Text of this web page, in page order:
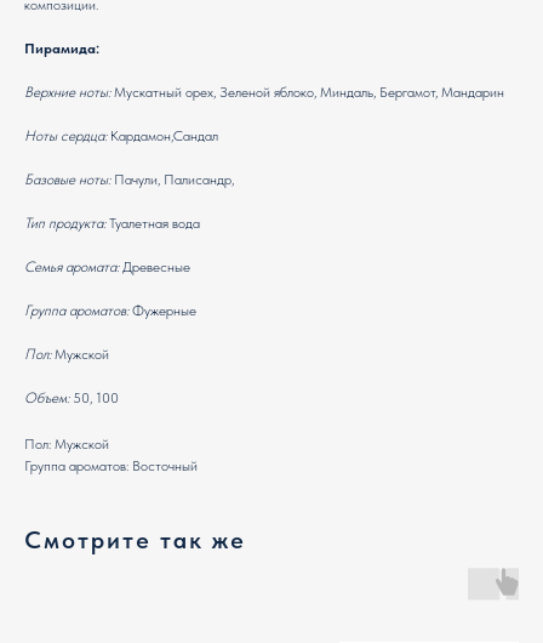
композиции.
Пирамида:
Верхние ноты:Мускатный орех, Зеленой яблоко, Миндаль, Бергамот, Мандарин
Ноты сердца:Кардамон,Сандал
Базовые ноты:Пачули, Палисандр,
Тип продукта:Туалетная вода
Семья аромата:Древесные
Группа ароматов:Фужерные
Пол:Мужской
Объем: 50, 100
Пол: Мужской
Группа ароматов: Восточный
Смотрите так же